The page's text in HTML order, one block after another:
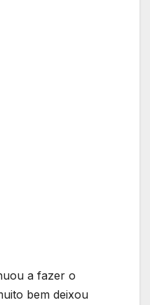
a fazer o
bem deixou